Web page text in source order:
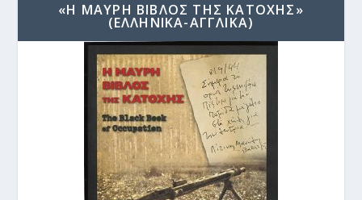
«Η ΜΑΥΡΗ ΒΙΒΛΟΣ ΤΗΣ ΚΑΤΟΧΗΣ»
(ΕΛΛΗΝΙΚΑ-ΑΓΓΛΙΚΑ)